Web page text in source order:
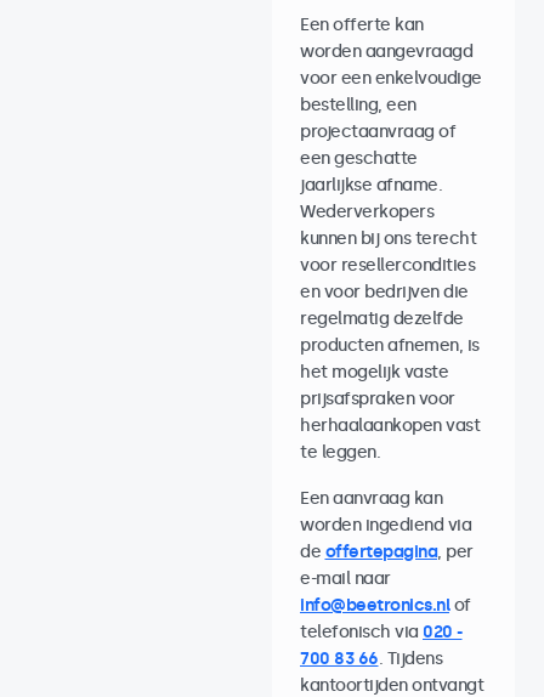
Een offerte kan
worden aangevraagd
voor een enkelvoudige
bestelling, een
projectaanvraag of
een geschatte
jaarlijkse afname.
Wederverkopers
kunnen bij ons terecht
voor resellercondities
en voor bedrijven die
regelmatig dezelfde
producten afnemen, is
het mogelijk vaste
prijsafspraken voor
herhaalaankopen vast
te leggen.
Een aanvraag kan
worden ingediend via
de offertepagina, per
e-mail naar
info@beetronics.nl of
telefonisch via 020 -
700 83 66. Tijdens
kantoortijden ontvangt